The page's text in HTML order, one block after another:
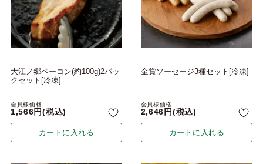
大江ノ郷ベーコン(約100g)2パッ
クセット[冷凍]
会員様価格
1,566 税込
カートに入れる
金賞ソーセージ3種セット[冷凍]
会員様価格
2,646 税込
カートに入れる